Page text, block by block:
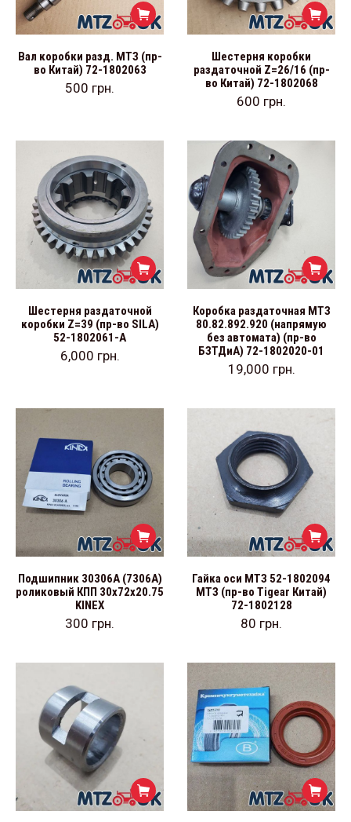
Вал коробки разд. МТЗ (пр-
во Китай) 72-1802063
500 грн.
Шестерня коробки
раздаточной Z=26/16 (пр-
во Китай) 72-1802068
600 грн.
Шестерня раздаточной
коробки Z=39 (пр-во SILA)
52-1802061-А
6,000 грн.
Коробка раздаточная МТЗ
80.82.892.920 (напрямую
без автомата) (пр-во
БЗТДиА) 72-1802020-01
19,000 грн.
Подшипник 30306А (7306А)
роликовый КПП 30х72х20.75
KINEX
300 грн.
Гайка оси МТЗ 52-1802094
МТЗ (пр-во Tigear Китай)
72-1802128
80 грн.